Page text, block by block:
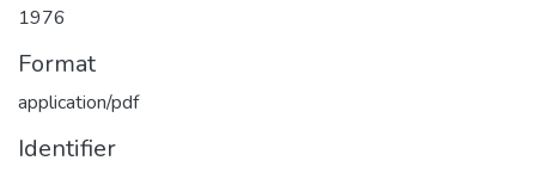
1976
Format
application/pdf
Identifier